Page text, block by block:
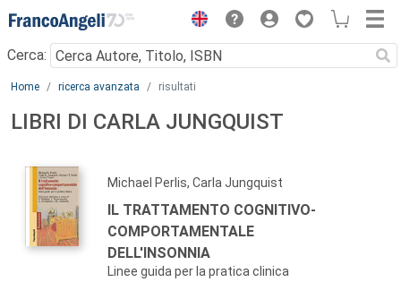
Menu
Cerca:
Main content
Home ricerca avanzata risultati
LIBRI DI CARLA JUNGQUIST
Michael Perlis, Carla Jungquist
IL TRATTAMENTO COGNITIVO-
COMPORTAMENTALE
DELL'INSONNIA
Linee guida per la pratica clinica